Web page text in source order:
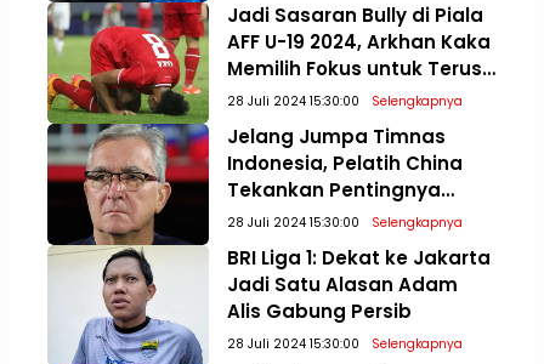
Jadi Sasaran Bully di Piala
AFF U-19 2024, Arkhan Kaka
Memilih Fokus untuk Terus
Meningkatkan Diri
28 Juli 2024 15:30:00 Selengkapnya
Jelang Jumpa Timnas
Indonesia, Pelatih China
Tekankan Pentingnya
Mental Bertanding di
Kualifikasi Piala Dunia 2026
28 Juli 2024 15:30:00 Selengkapnya
BRI Liga 1: Dekat ke Jakarta
Jadi Satu Alasan Adam
Alis Gabung Persib
28 Juli 2024 15:30:00 Selengkapnya